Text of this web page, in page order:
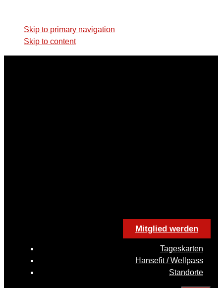
Skip to primary navigation
Skip to content
Mitglied werden
Tageskarten
Hansefit / Wellpass
Standorte